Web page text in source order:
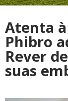
Atenta
Phibro
Rever
suas